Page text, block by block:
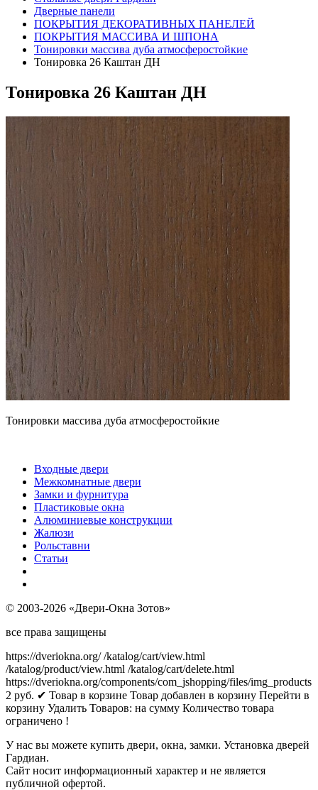
Дверные панели
ПОКРЫТИЯ ДЕКОРАТИВНЫХ ПАНЕЛЕЙ
ПОКРЫТИЯ МАССИВА И ШПОНА
Тонировки массива дуба атмосферостойкие
Тонировка 26 Каштан ДН
Тонировка 26 Каштан ДН
Тонировки массива дуба атмосферостойкие
Входные двери
Межкомнатные двери
Замки и фурнитура
Пластиковые окна
Алюминиевые конструкции
Жалюзи
Рольставни
Статьи
© 2003-2026 «Двери-Окна Зотов»
все права защищены
https://dveriokna.org/ /katalog/cart/view.html
/katalog/product/view.html /katalog/cart/delete.html
https://dveriokna.org/components/com_jshopping/files/img_products
2 руб. ✔ Товар в корзине Товар добавлен в корзину Перейти в
корзину Удалить Товаров: на сумму Количество товара
ограничено !
У нас вы можете купить двери, окна, замки. Установка дверей
Гардиан.
Сайт носит информационный характер и не является
публичной офертой.